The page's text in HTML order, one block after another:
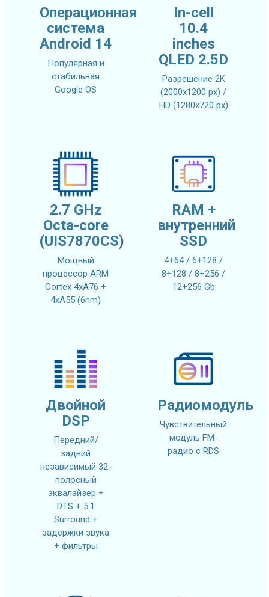
Операционная
система
Android 14
Популярная и
стабильная
Google OS
In-cell
10.4
inches
QLED 2.5D
Разрешение 2K
(2000x1200 px) /
HD (1280x720 px)
2.7 GHz
Octa-core
(UIS7870CS)
Мощный
процессор ARM
Cortex 4xA76 +
4xA55 (6nm)
RAM +
внутренний
SSD
4+64 / 6+128 /
8+128 / 8+256 /
12+256 Gb
Двойной
DSP
Передний/
задний
независимый 32-
полосный
эквалайзер +
DTS + 5.1
Surround +
задержки звука
+ фильтры
Радиомодуль
Чувствительный
модуль FM-
радио с RDS